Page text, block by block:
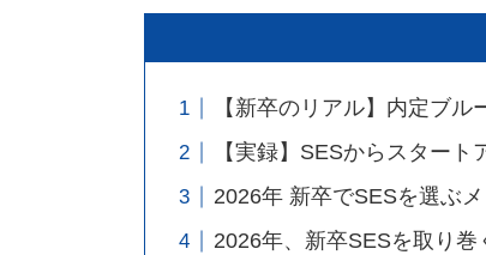
【新卒のリアル】内定ブ
【実録】SESからスター
2026年 新卒でSESを選ぶ
2026年、新卒SESを取り巻